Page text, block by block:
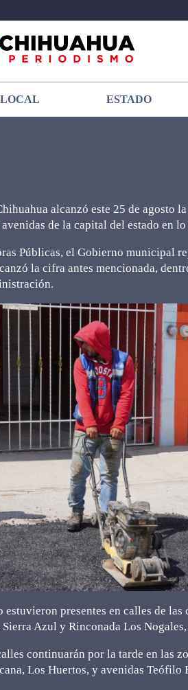
LOCAL ESTADO
alcanzó este 25 de agosto
de la capital del estado en
Públicas, el Gobierno municipal
la cifra antes mencionada,
presentes en calles de las
Azul y Rinconada Los
continuarán por la tarde en las
Los Huertos, y avenidas